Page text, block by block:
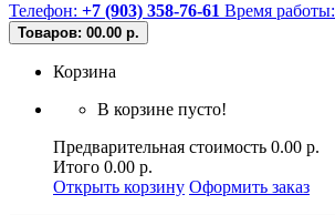
Телефон: +7 (903) 358-76-61 Время работы:
Товаров: 00.00 р.
Корзина
В корзине пусто!
Предварительная стоимость 0.00 р.
Итого 0.00 р.
Открыть корзину Оформить заказ